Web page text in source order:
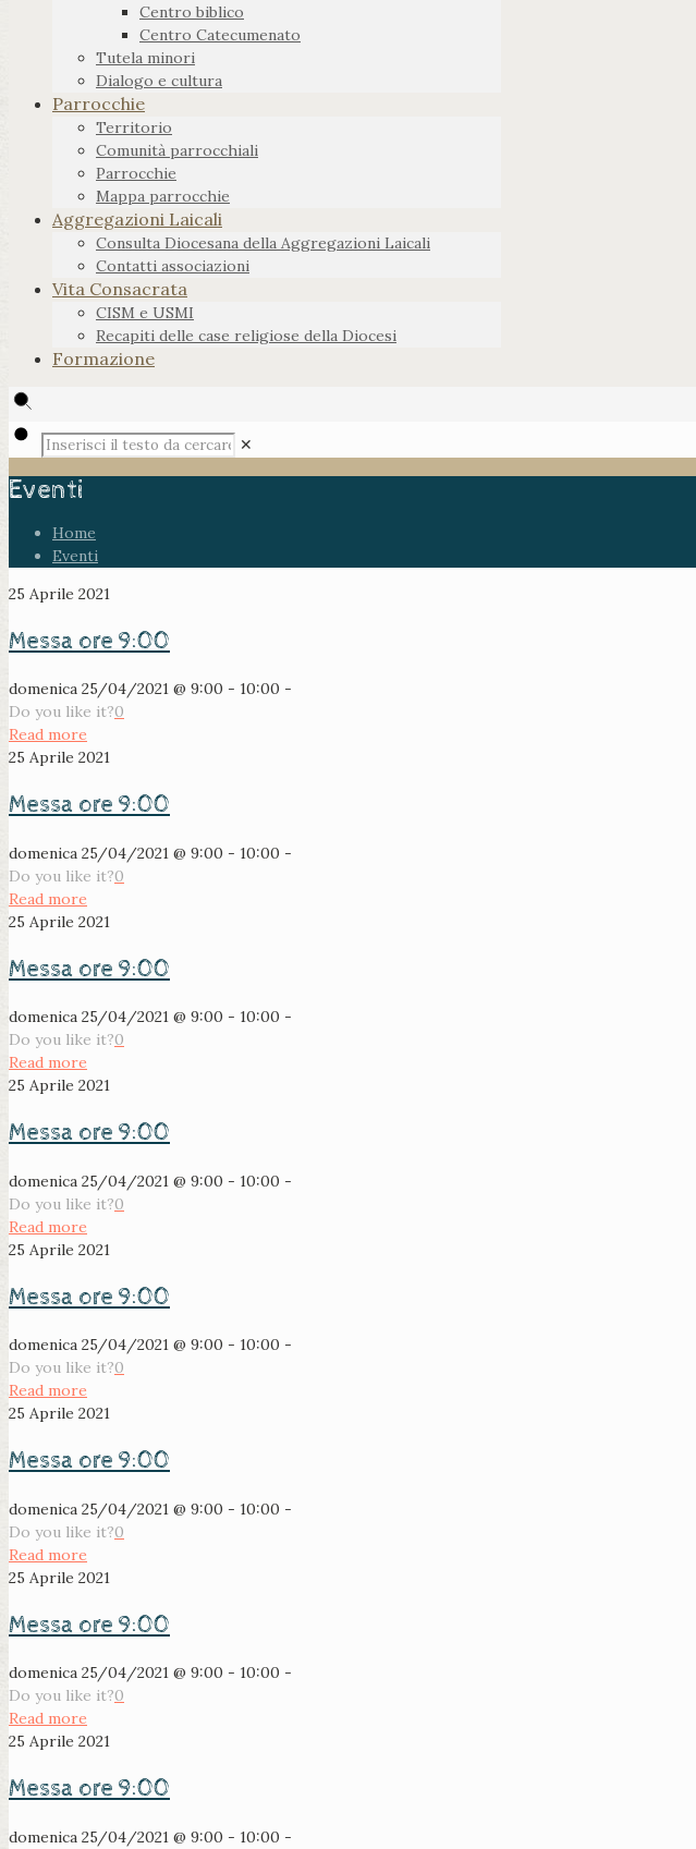
Centro biblico
Centro Catecumenato
Tutela minori
Dialogo e cultura
Parrocchie
Territorio
Comunità parrocchiali
Parrocchie
Mappa parrocchie
Aggregazioni Laicali
Consulta Diocesana della Aggregazioni Laicali
Contatti associazioni
Vita Consacrata
CISM e USMI
Recapiti delle case religiose della Diocesi
Formazione
✕
Eventi
Home
Eventi
25 Aprile 2021
Messa ore 9:00
domenica 25/04/2021 @ 9:00 - 10:00 -
Do you like it?0
Read more
25 Aprile 2021
Messa ore 9:00
domenica 25/04/2021 @ 9:00 - 10:00 -
Do you like it?0
Read more
25 Aprile 2021
Messa ore 9:00
domenica 25/04/2021 @ 9:00 - 10:00 -
Do you like it?0
Read more
25 Aprile 2021
Messa ore 9:00
domenica 25/04/2021 @ 9:00 - 10:00 -
Do you like it?0
Read more
25 Aprile 2021
Messa ore 9:00
domenica 25/04/2021 @ 9:00 - 10:00 -
Do you like it?0
Read more
25 Aprile 2021
Messa ore 9:00
domenica 25/04/2021 @ 9:00 - 10:00 -
Do you like it?0
Read more
25 Aprile 2021
Messa ore 9:00
domenica 25/04/2021 @ 9:00 - 10:00 -
Do you like it?0
Read more
25 Aprile 2021
Messa ore 9:00
domenica 25/04/2021 @ 9:00 - 10:00 -